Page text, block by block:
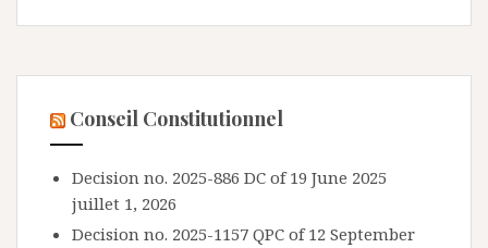
Conseil Constitutionnel
Decision no. 2025-886 DC of 19 June 2025
juillet 1, 2026
Decision no. 2025-1157 QPC of 12 September